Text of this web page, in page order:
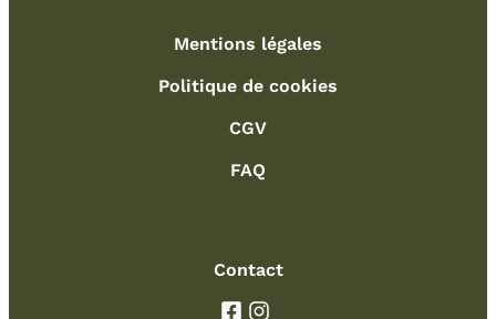
Mentions légales
Politique de cookies
CGV
FAQ
Contact